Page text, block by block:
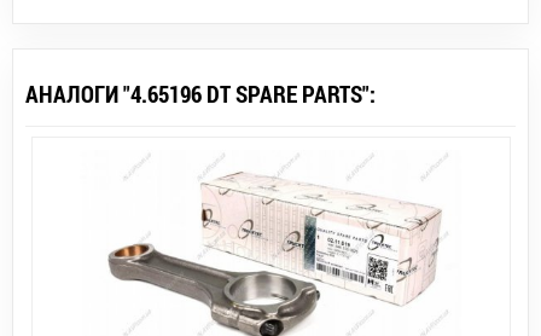
АНАЛОГИ "4.65196 DT SPARE PARTS":